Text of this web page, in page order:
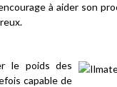
à aider son
le poids des
capable de